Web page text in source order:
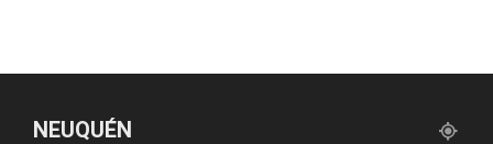
NEUQUÉN